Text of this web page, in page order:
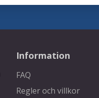
Information
FAQ
Regler och villkor